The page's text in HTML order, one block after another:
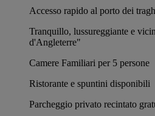
Accesso rapido al porto dei
Tranquillo, lussureggiante e
d'Angleterre"
Camere Familiari per 5 persone
Ristorante e spuntini disponibili
Parcheggio privato recintato